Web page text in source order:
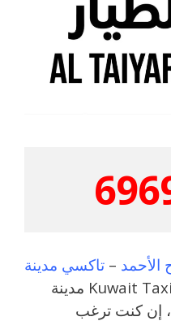
– تاكسي مدينة
تاكسي Kuwait Taxi مدينة
إن كنت ترغب